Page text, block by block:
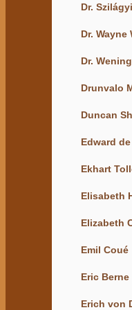
Dr.
Dr. Wayne
Dr.
Drunvalo
Duncan
Edward
Ekhart
Elisabeth
Elizabeth
Emil Coué
Eric Berne
Erich von